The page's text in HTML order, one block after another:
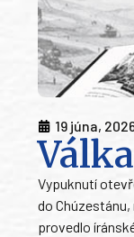
19 júna,
Vypuknutí
do
provedlo